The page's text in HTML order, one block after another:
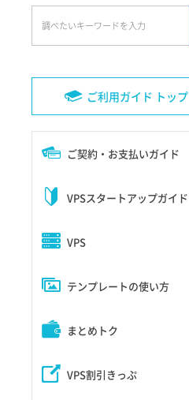
ご利用ガイド トップ
ご契約・お支払いガイド
VPSスタートアップガイド
VPS
テンプレートの使い方
まとめトク
VPS割引きっぷ